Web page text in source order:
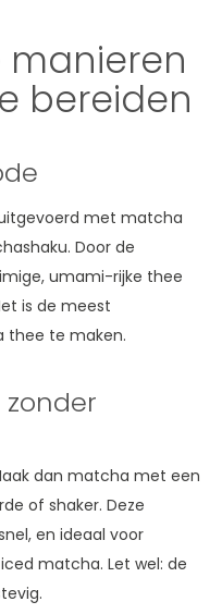
manieren
bereiden
met matcha
Door de
umami-rijke thee
is de meest
thee te maken.
dan matcha met een
of shaker. Deze
en ideaal voor
matcha. Let wel: de